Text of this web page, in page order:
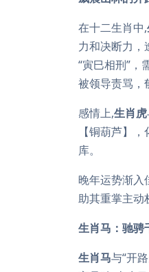
在十二生肖中,
力和决断力，
“寅巳相刑”，
被领导责骂，
感情上,生肖虎
【铜葫芦】
库。
晚年运势渐入
助其重掌主动
生肖马：驰骋
生肖马与“开